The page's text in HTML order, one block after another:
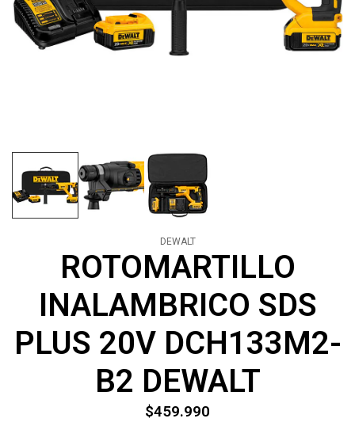
DEWALT
ROTOMARTILLO
INALAMBRICO SDS
PLUS 20V DCH133M2-
B2 DEWALT
$459.990